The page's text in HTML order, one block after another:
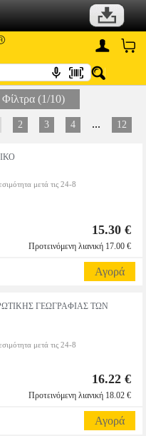
Φίλτρα (1/10)
2 3 4 ... 12
μετά τις 24-8
15.30 €
Προτεινόμενη λιανική 17.00 €
Αγορά
ΓΕΩΓΡΑΦΙΑΣ ΤΩΝ
μετά τις 24-8
16.22 €
Προτεινόμενη λιανική 18.02 €
Αγορά